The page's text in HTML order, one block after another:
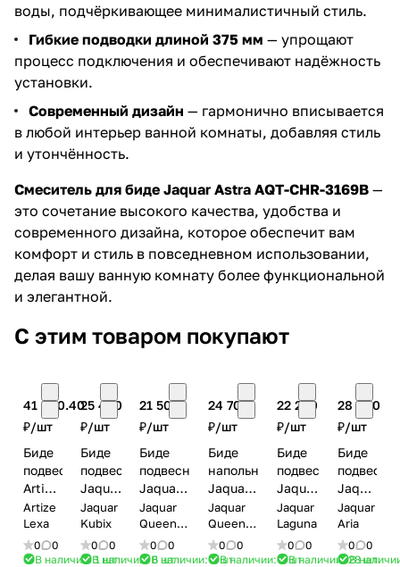
воды, подчёркивающее минималистичный стиль.
Гибкие подводки длиной 375 мм — упрощают
процесс подключения и обеспечивают надёжность
установки.
Современный дизайн — гармонично вписывается
в любой интерьер ванной комнаты, добавляя стиль
и утончённость.
Смеситель для биде Jaquar Astra AQT-CHR-3169B —
это сочетание высокого качества, удобства и
современного дизайна, которое обеспечит вам
комфорт и стиль в повседневном использовании,
делая вашу ванную комнату более функциональной
и элегантной.
С этим товаром покупают
41 900.40
₽/шт
Биде
подвесное
Artize
Lexa
LXS-
WHT-
67153
Artize
Lexa
0
0
В наличии: 1 шт
25 400
₽/шт
Биде
подвесное
Jaquar
Kubix
KUS-
WHT-
35153
Jaquar
Kubix
0
0
В наличии: 6 шт
21 500
₽/шт
Биде
подвесное
Jaquar
Queens
Prime
QPS-
WHT-
Jaquar
Queens
Prime
0
0
В наличии: 8шт
24 700
₽/шт
Биде
напольное
Jaquar
Queens
Prime
QPS-
WHT-
Jaquar
Queens
Prime
0
0
В наличии: 5шт
22 200
₽/шт
Биде
подвесное
Jaquar
Laguna
LAS-
WHT-
91153
Jaquar
Laguna
0
0
В наличии: 28шт
28 800
₽/шт
Биде
Jaquar
Aria
ARS-
WHT-
39153
Jaquar
Aria
0
0
В